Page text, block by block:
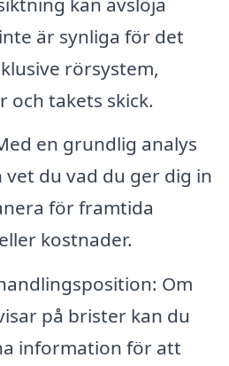
är synliga för det
rörsystem,
och takets skick.
en grundlig analys
du vad du ger dig in
för framtida
kostnader.
Om
på brister kan du
information för att